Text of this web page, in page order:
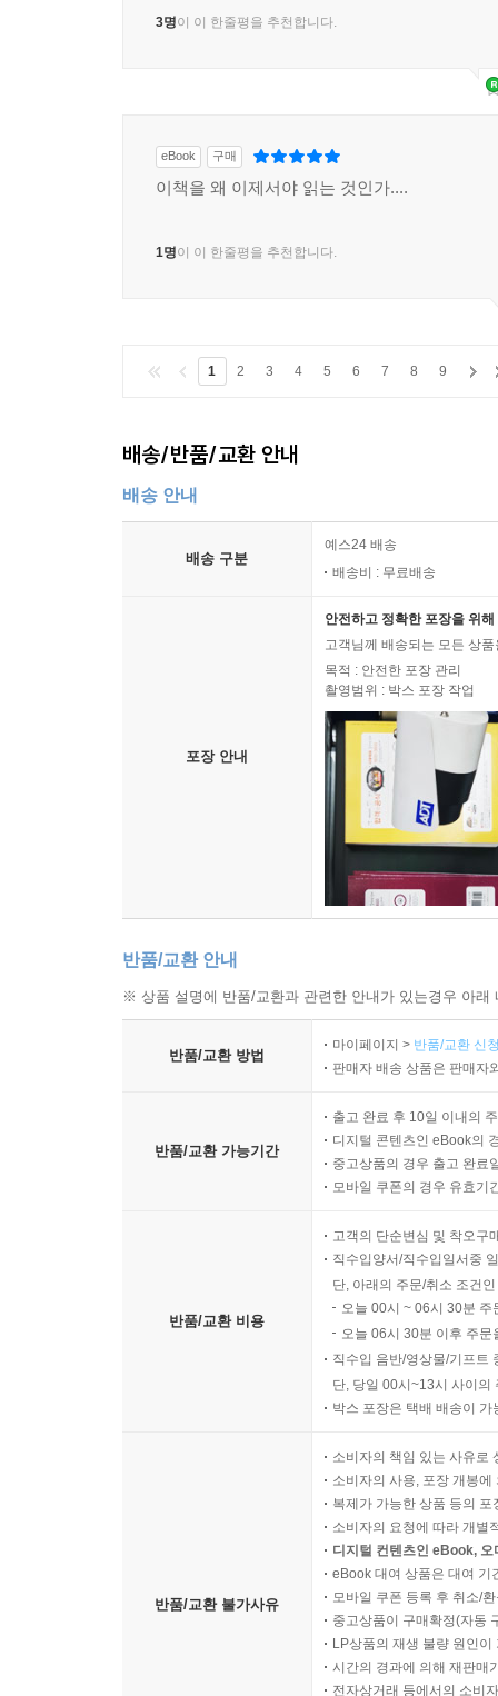
3명이 이 한줄평을 추천합니다.
eBook 구매
이책을 왜 이제서야 읽는 것인가....
1명이 이 한줄평을 추천합니다.
1 2 3 4 5 6 7 8 9
배송/반품/교환 안내
배송 안내
배송 구분
예스24 배송
배송비 : 무료배송
포장 안내
안전하고 정확한 포장을 위
고객님께 배송되는 모든 상
목적 : 안전한 포장 관리
촬영범위 : 박스 포장 작업
반품/교환 안내
※ 상품 설명에 반품/교환과 관련한 안내가 있는경우 아
반품/교환 방법
마이페이지 > 반품/교환 신
판매자 배송 상품은 판매자
반품/교환 가능기간
출고 완료 후 10일 이내의
디지털 콘텐츠인 eBook의
중고상품의 경우 출고 완료
모바일 쿠폰의 경우 유효기
반품/교환 비용
고객의 단순변심 및 착오구
직수입양서/직수입일서중
단, 아래의 주문/취소 조건
오늘 00시 ~ 06시 30분
오늘 06시 30분 이후 주
직수입 음반/영상물/기프트
단, 당일 00시~13시 사이의
박스 포장은 택배 배송이
반품/교환 불가사유
소비자의 책임 있는 사유로
소비자의 사용, 포장 개봉
복제가 가능한 상품 등의
소비자의 요청에 따라 개별
디지털 컨텐츠인 eBook,
eBook 대여 상품은 대여 기
모바일 쿠폰 등록 후 취소/
중고상품이 구매확정(자동
LP상품의 재생 불량 원인
시간의 경과에 의해 재판매
전자상거래 등에서의 소비